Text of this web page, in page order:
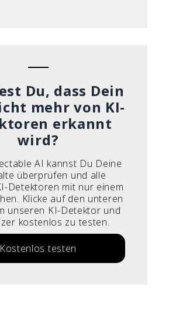
Du, dass Dein
mehr von KI-
erkannt
wird?
AI kannst Du Deine
überprüfen und alle
Detektoren mit nur einem
Klicke auf den unteren
unseren KI-Detektor und
kostenlos zu testen.
Kostenlos testen